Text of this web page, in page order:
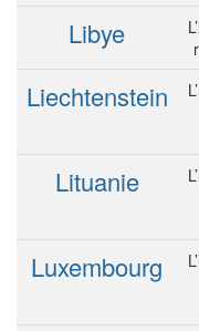
Libye
Liechtenstein
Lituanie
Luxembourg